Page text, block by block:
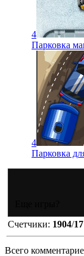
4
Парковка
4
Парковка
Счетчики: 1904/17
Всего